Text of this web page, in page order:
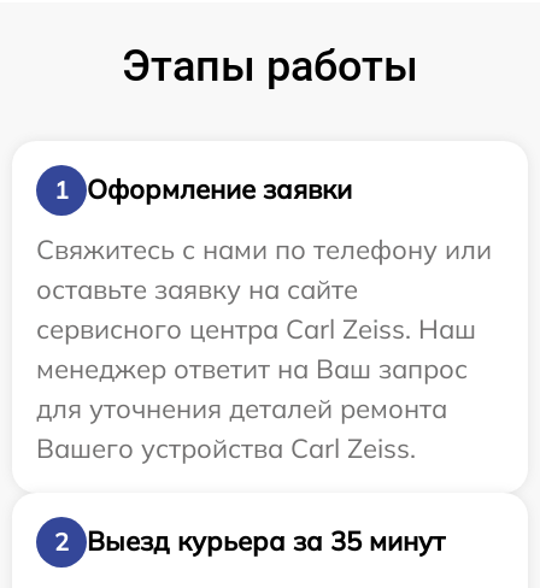
Этапы работы
1
Оформление заявки
Свяжитесь с нами по телефону или
оставьте заявку на сайте
сервисного центра Carl Zeiss. Наш
менеджер ответит на Ваш запрос
для уточнения деталей ремонта
Вашего устройства Carl Zeiss.
2
Выезд курьера за 35 минут